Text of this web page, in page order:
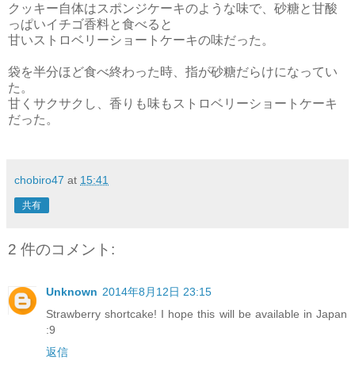
クッキー自体はスポンジケーキのような味で、砂糖と甘酸
っぱいイチゴ香料と食べると
甘いストロベリーショートケーキの味だった。
袋を半分ほど食べ終わった時、指が砂糖だらけになってい
た。
甘くサクサクし、香りも味もストロベリーショートケーキ
だった。
chobiro47 at 15:41
共有
2 件のコメント:
Unknown 2014年8月12日 23:15
Strawberry shortcake! I hope this will be available in Japan
:9
返信